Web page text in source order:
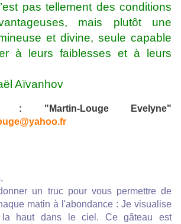
pas tellement des conditions
mais plutôt une
et divine, seule capable
à leurs faiblesses et à leurs
Aïvanhov
: "Martin-Louge Evelyne"
un truc pour vous permettre de
matin à l'abondance : Je visualise
la haut dans le ciel. Ce gâteau est